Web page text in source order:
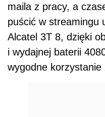
maila z pracy, a
puścić w streamingu
Alcatel 3T 8, dzięki
i wydajnej baterii
wygodne korzystanie